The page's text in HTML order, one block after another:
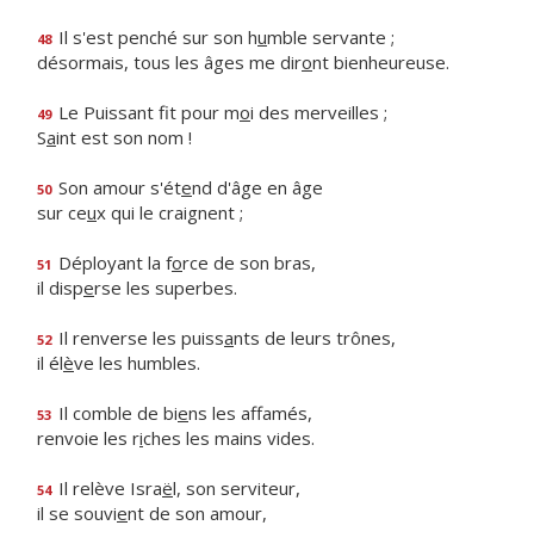
48 Il s'est penché sur son humble servante ;
désormais, tous les âges me diront bienheureuse.
49 Le Puissant fit pour moi des merveilles ;
Saint est son nom !
50 Son amour s'étend d'âge en âge
sur ceux qui le craignent ;
51 Déployant la force de son bras,
il disperse les superbes.
52 Il renverse les puissants de leurs trônes,
il élève les humbles.
53 Il comble de biens les affamés,
renvoie les riches les mains vides.
54 Il relève Israël, son serviteur,
il se souvient de son amour,